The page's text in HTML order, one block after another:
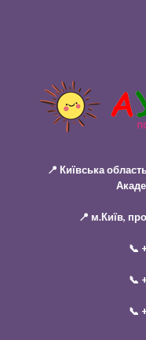
📍 Київська
📍 м.Київ,
📞
📞
📞